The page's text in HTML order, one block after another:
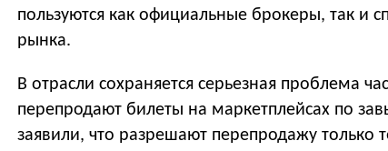
пользуются как официальные брокеры, так и
рынка.
В отрасли сохраняется серьезная проблема
перепродают билеты на маркетплейсах по
заявили, что разрешают перепродажу только